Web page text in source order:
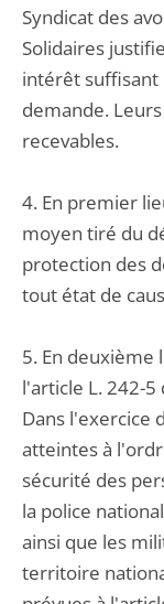
Syndicat des
Solidaires
intérêt suffisant
demande.
recevables.
4. En premier
moyen tiré du
protection des
tout état de
5. En deuxième
l'article L. 242-
Dans l'exercice
atteintes à
sécurité des
la police
ainsi que les
territoire